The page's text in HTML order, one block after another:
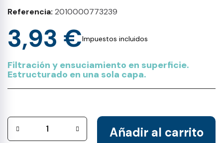
Referencia 2010000773239
3,93 €Impuestos incluidos
Filtración y ensuciamiento en superficie.
Estructurado en una sola capa.
Añadir al carrito